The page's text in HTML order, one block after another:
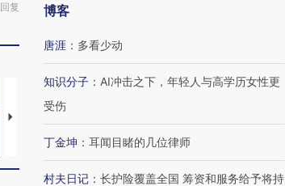
回复
马航飞行员跨国走私7万
育部长拱下台
博客
唐涯 ： 多看少动
知识分子 ： AI冲击之下，年轻人与高学历女性更
受伤
丁金坤 ： 耳闻目睹的几位律师
村夫日记 ： 长护险覆盖全国 筹资和服务给予将持